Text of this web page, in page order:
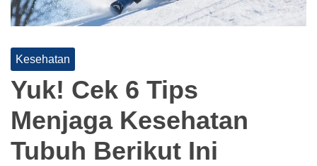
Kesehatan
Yuk! Cek 6 Tips
Menjaga Kesehatan
Tubuh Berikut Ini